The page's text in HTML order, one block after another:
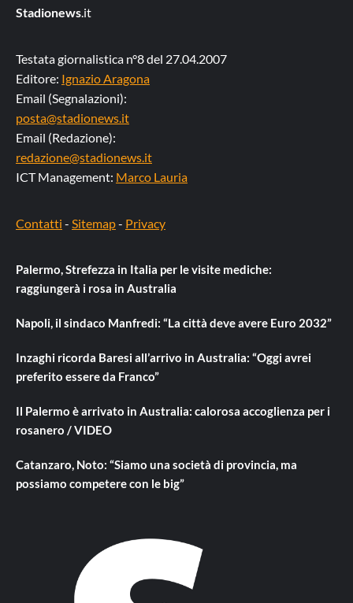
Stadionews.it
Testata giornalistica n°8 del 27.04.2007
Editore: Ignazio Aragona
Email (Segnalazioni):
posta@stadionews.it
Email (Redazione):
redazione@stadionews.it
ICT Management: Marco Lauria
Contatti - Sitemap- Privacy
Palermo, Strefezza in Italia per le visite mediche:
raggiungerà i rosa in Australia
Napoli, il sindaco Manfredi: “La città deve avere Euro 2032”
Inzaghi ricorda Baresi all’arrivo in Australia: “Oggi avrei
preferito essere da Franco”
Il Palermo è arrivato in Australia: calorosa accoglienza per i
rosanero / VIDEO
Catanzaro, Noto: “Siamo una società di provincia, ma
possiamo competere con le big”